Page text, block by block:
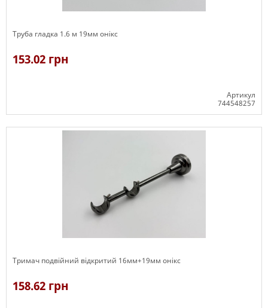
Труба гладка 1.6 м 19мм онікс
153.02 грн
Артикул
744548257
Тримач подвійний відкритий 16мм+19мм онікс
158.62 грн